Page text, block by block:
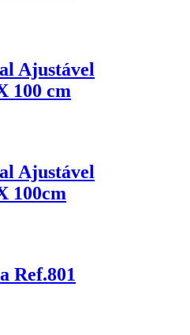
Ajustável
100 cm
Ajustável
100cm
Ref.801